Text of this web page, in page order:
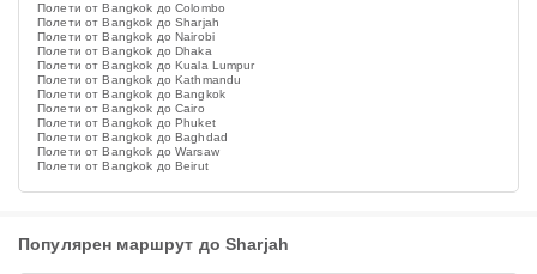
Полети от Bangkok до Colombo
Полети от Bangkok до Sharjah
Полети от Bangkok до Nairobi
Полети от Bangkok до Dhaka
Полети от Bangkok до Kuala Lumpur
Полети от Bangkok до Kathmandu
Полети от Bangkok до Bangkok
Полети от Bangkok до Cairo
Полети от Bangkok до Phuket
Полети от Bangkok до Baghdad
Полети от Bangkok до Warsaw
Полети от Bangkok до Beirut
Популярен маршрут до Sharjah